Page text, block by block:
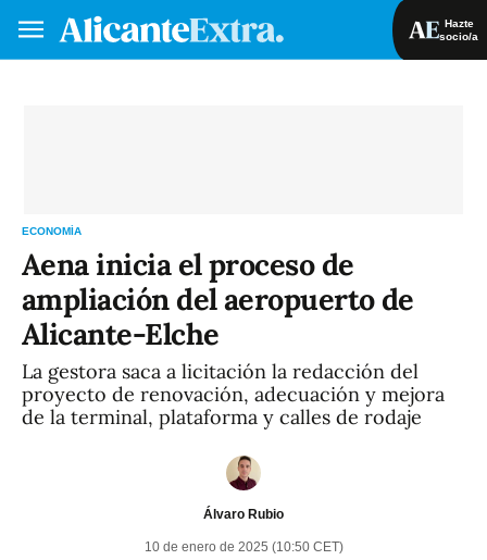
Hazte
socio/a
ECONOMÍA
Aena inicia el proceso de
ampliación del aeropuerto de
Alicante-Elche
La gestora saca a licitación la redacción del
proyecto de renovación, adecuación y mejora
de la terminal, plataforma y calles de rodaje
Álvaro Rubio
10 de enero de 2025 (10:50 CET)